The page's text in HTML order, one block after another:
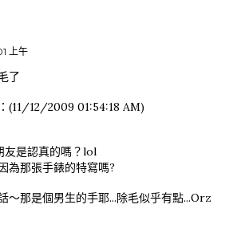
上午
了
(11/12/2009 01:54:18 AM)
友是認真的嗎？lol
為那張手錶的特寫嗎?
～那是個男生的手耶...除毛似乎有點...Orz